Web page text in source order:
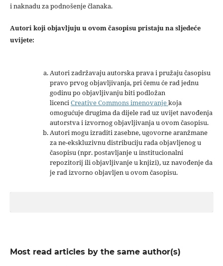
i naknadu za podnošenje članaka.
Autori koji objavljuju u ovom časopisu pristaju na sljedeće
uvijete:
Autori zadržavaju autorska prava i pružaju časopisu
pravo prvog objavljivanja, pri čemu će rad jednu
godinu po objavljivanju biti podložan
licenciCreative Commons imenovanjekoja
omogućuje drugima da dijele rad uz uvijet navođenja
autorstva i izvornog objavljivanja u ovom časopisu.
Autori mogu izraditi zasebne, ugovorne aranžmane
za ne-ekskluzivnu distribuciju rada objavljenog u
časopisu (npr. postavljanje u institucionalni
repozitorij ili objavljivanje u knjizi), uz navođenje da
je rad izvorno objavljen u ovom časopisu.
Most read articles by the same author(s)